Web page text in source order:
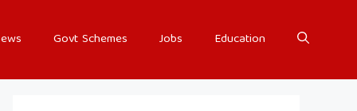
Govt Schemes Jobs Education